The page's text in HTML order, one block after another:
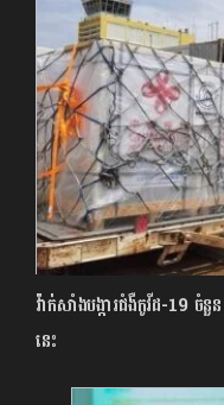
វ៉ាក់សាំងបង្ការជំងឺកូវីដ-19 ចំ
នេះ